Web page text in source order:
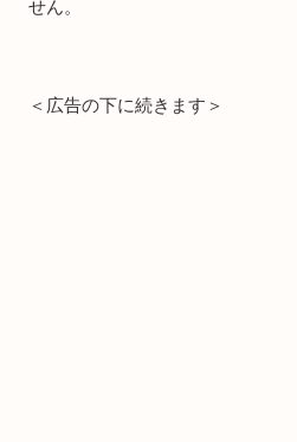
せん。
＜広告の下に続きます＞